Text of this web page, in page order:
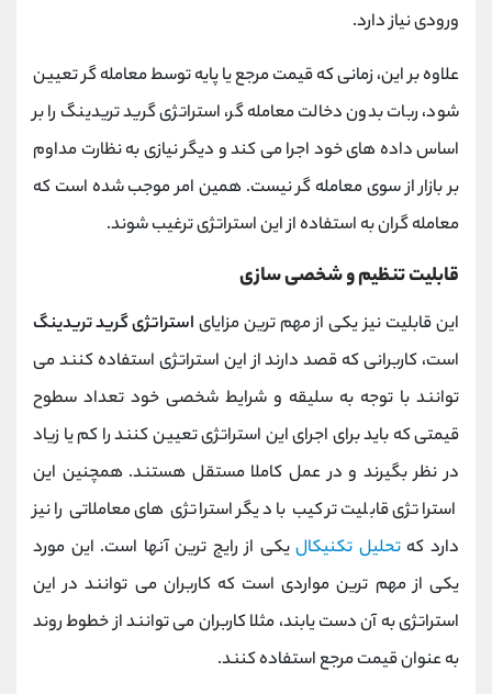
ورودی نیاز دارد.
علاوه‌ بر این، زمانی که قیمت مرجع یا پایه توسط معامله‌ گر تعیین
شود، ربات بدون دخالت معامله‌ گر، استراتژی گرید تریدینگ را بر
اساس داده‌ های خود اجرا می ‌کند و دیگر نیازی به نظارت مداوم
بر بازار از سوی معامله ‌گر نیست. همین امر موجب شده است که
معامله گران به استفاده از این استراتژی ترغیب شوند.
قابلیت تنظیم و شخصی سازی
این قابلیت نیز یکی از مهم ترین مزایای استراتژی گرید تریدینگ
است، کاربرانی که قصد دارند از این استراتژی استفاده کنند می
توانند با توجه به سلیقه و شرایط شخصی خود تعداد سطوح
قیمتی که باید برای اجرای این استراتژی تعیین کنند را کم یا زیاد
در نظر بگیرند و در عمل کاملا مستقل هستند. همچنین این
استراتژی قابلیت ترکیب با دیگر استراتژی ‌های معاملاتی را نیز
دارد کهتحلیل تکنیکالیکی از رایج ‌ترین آنها است. این مورد
یکی از مهم ترین مواردی است که کاربران می توانند در این
استراتژی به آن دست یابند، مثلا کاربران می‌ توانند از خطوط روند
به‌ عنوان قیمت مرجع استفاده کنند.